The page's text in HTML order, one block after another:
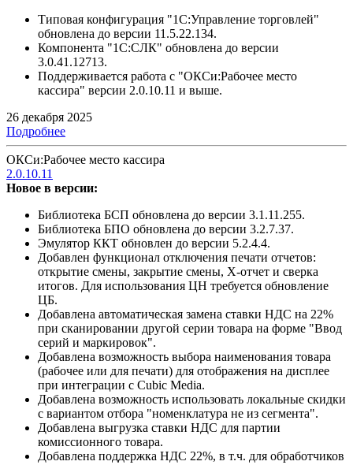
Типовая конфигурация "1С:Управление торговлей"
обновлена до версии 11.5.22.134.
Компонента "1С:СЛК" обновлена до версии
3.0.41.12713.
Поддерживается работа с "ОКСи:Рабочее место
кассира" версии 2.0.10.11 и выше.
26 декабря 2025
Подробнее
ОКСи:Рабочее место кассира
2.0.10.11
Новое в версии:
Библиотека БСП обновлена до версии 3.1.11.255.
Библиотека БПО обновлена до версии 3.2.7.37.
Эмулятор ККТ обновлен до версии 5.2.4.4.
Добавлен функционал отключения печати отчетов:
открытие смены, закрытие смены, X-отчет и сверка
итогов. Для использования ЦН требуется обновление
ЦБ.
Добавлена автоматическая замена ставки НДС на 22%
при сканировании другой серии товара на форме "Ввод
серий и маркировок".
Добавлена возможность выбора наименования товара
(рабочее или для печати) для отображения на дисплее
при интеграции с Cubic Media.
Добавлена возможность использовать локальные скидки
с вариантом отбора "номенклатура не из сегмента".
Добавлена выгрузка ставки НДС для партии
комиссионного товара.
Добавлена поддержка НДС 22%, в т.ч. для обработчиков